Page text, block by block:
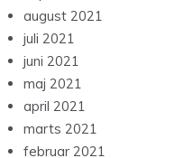
august 2021
juli 2021
juni 2021
maj 2021
april 2021
marts 2021
februar 2021